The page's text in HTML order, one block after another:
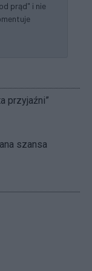
prąd" i nie
przyjaźni”
szansa